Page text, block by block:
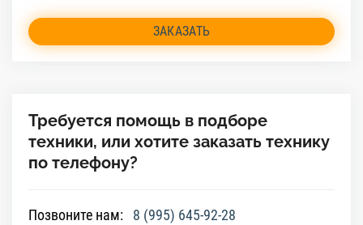
ЗАКАЗАТЬ
Требуется помощь в подборе
техники, или хотите заказать технику
по телефону?
Позвоните нам:
8 (995) 645-92-28